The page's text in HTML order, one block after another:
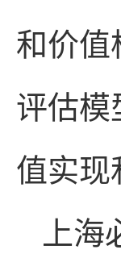
和价值
评估模
值实现
上